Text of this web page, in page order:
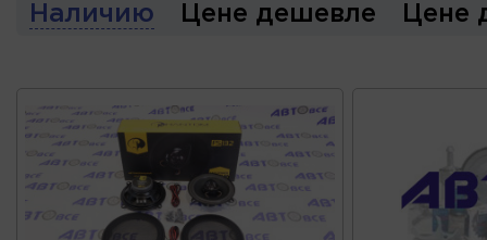
Наличию Цене дешевле Цене